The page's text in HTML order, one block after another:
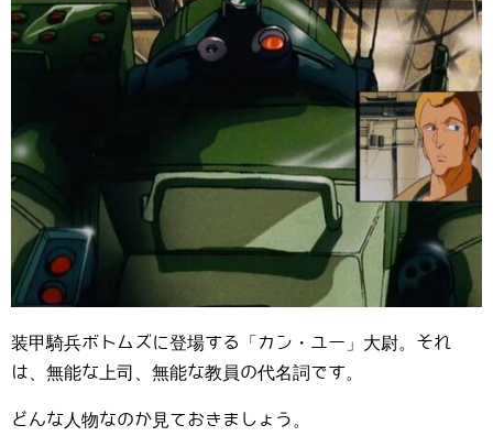
装甲騎兵ボトムズに登場する「カン・ユー」大尉。それ
は、無能な上司、無能な教員の代名詞です。
どんな人物なのか見ておきましょう。